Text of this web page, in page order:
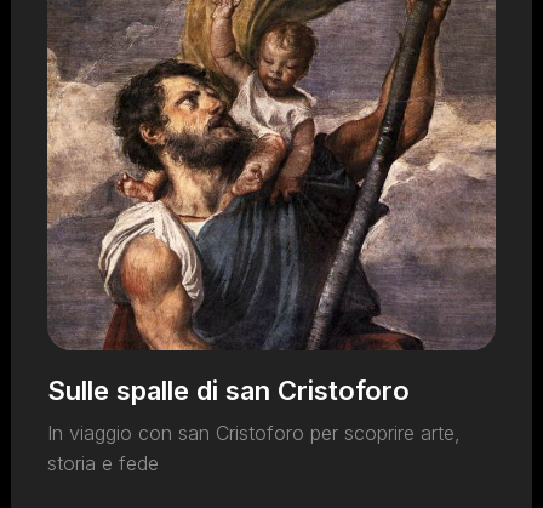
Sulle spalle di san Cristoforo
In viaggio con san Cristoforo per scoprire arte,
storia e fede